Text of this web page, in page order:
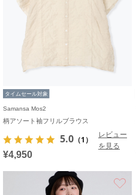
タイムセール対象
Samansa Mos2
柄アソート袖フリルブラウス
5.0 （1）
レビュー
を見る
¥4,950